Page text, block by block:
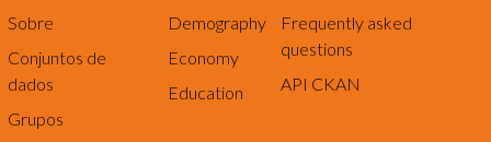
Sobre
Conjuntos de
dados
Grupos
Demography
Economy
Education
Frequently asked
questions
API CKAN